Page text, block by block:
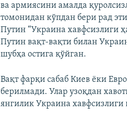
ва армиясини амалда
томонидан кўпдан бери рад
Путин “Украина хавфсизлиги
Путин вақт-вақти билан
шубҳа остига қўйган.
Вақт фарқи сабаб Киев ёки
берилмади. Улар узоқдан
янгилик Украина